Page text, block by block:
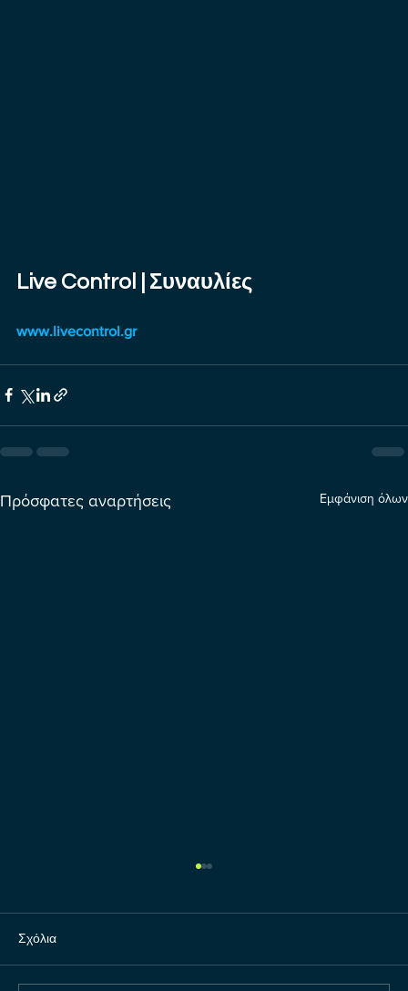
Live Control | Συναυλίες
www.livecontrol.gr
Πρόσφατες αναρτήσεις Εμφάνιση όλων
Σχόλια